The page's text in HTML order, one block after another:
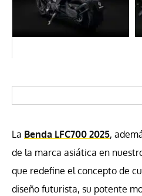
La Benda LFC700 2025,
de la marca asiática en
que redefine el concepto de
diseño futurista, su potente